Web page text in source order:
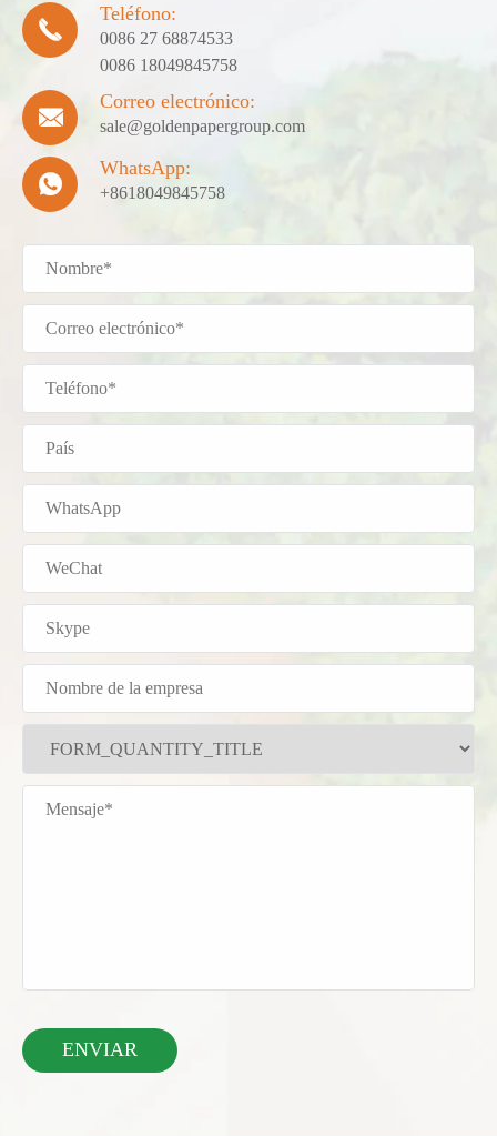

Teléfono:
0086 27 68874533
0086 18049845758

Correo electrónico:
sale@goldenpapergroup.com

WhatsApp:
+8618049845758